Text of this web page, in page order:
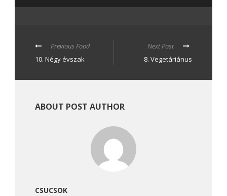
Previous Food
10. Négy évszak
Next Post
8. Vegetáriánus
ABOUT POST AUTHOR
CSUCSOK